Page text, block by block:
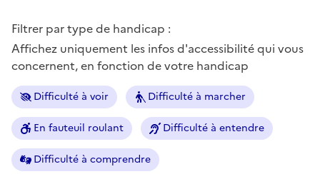
Filtrer par type de handicap :
Affichez uniquement les infos d'accessibilité qui vous
concernent, en fonction de votre handicap
Difficulté à voir Difficulté à marcher
En fauteuil roulant Difficulté à entendre
Difficulté à comprendre